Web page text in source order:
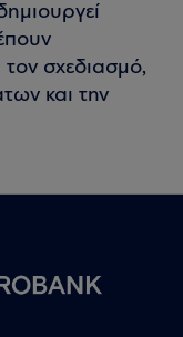
τον σχεδιασμό,
και την